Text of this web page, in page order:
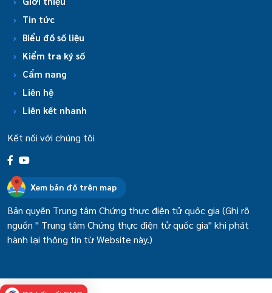
Tin tức
Biểu đồ số liệu
Kiểm tra ký số
Cẩm nang
Liên hệ
Liên kết nhanh
Kết nối với chúng tôi
Xem bản đồ trên map
Bản quyền Trung tâm Chứng thực điện tử quốc gia (Ghi rõ
nguồn " Trung tâm Chứng thực điện tử quốc gia" khi phát
hành lại thông tin từ Website này.)